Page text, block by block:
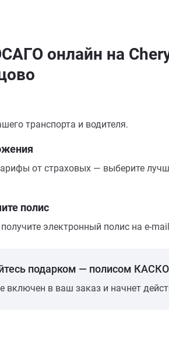
онлайн на
транспорта и водителя.
от страховых — выберите
полис
электронный полис на e-
подарком — полисом
включен в ваш заказ и начнет